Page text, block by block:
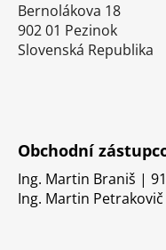
Bernolákova 18
902 01 Pezinok
Slovenská Republika
Obchodní
Ing. Martin Braniš |
Ing. Martin